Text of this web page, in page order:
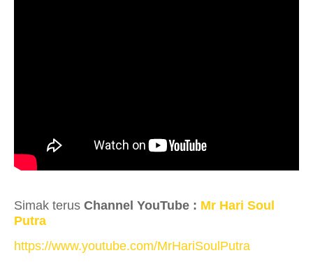
Simak terus Channel YouTube : Mr Hari Soul
Putra
https://www.youtube.com/MrHariSoulPutra